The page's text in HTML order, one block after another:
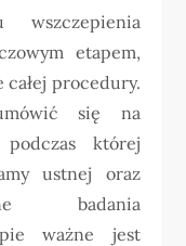
wszczepienia
etapem,
całej procedury.
się na
podczas której
ustnej oraz
badania
ważne jest